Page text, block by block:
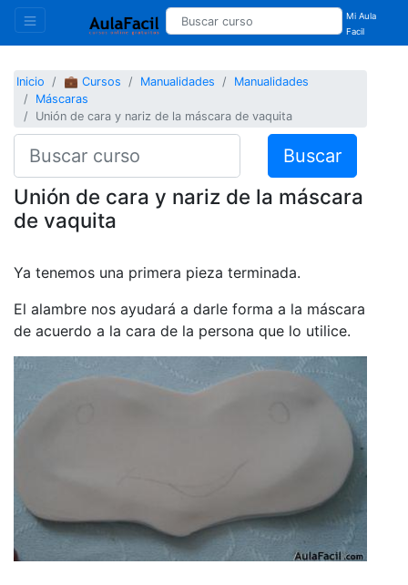
Mi Aula
Facil
Inicio 💼 Cursos Manualidades
Manualidades
Máscaras
Unión de cara y nariz de la máscara de vaquita
Buscar
Unión de cara y nariz de la máscara
de vaquita
Ya tenemos una primera pieza terminada.
El alambre nos ayudará a darle forma a la máscara
de acuerdo a la cara de la persona que lo utilice.